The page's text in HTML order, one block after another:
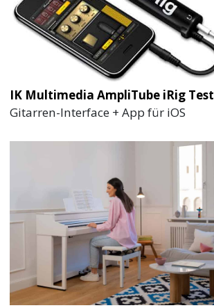
IK Multimedia AmpliTube iRig Test
Gitarren-Interface + App für iOS